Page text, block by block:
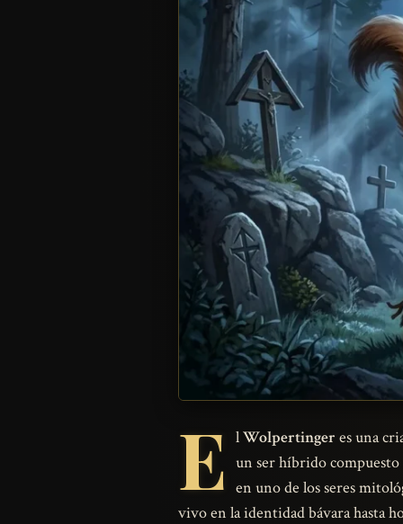
E lWolpertinger es una
un ser híbrido compuesto
en uno de los seres
vivo en la identidad bávara hasta